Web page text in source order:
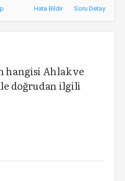
Hata Bildir Soru Detay
hangisi Ahlak ve
doğrudan ilgili